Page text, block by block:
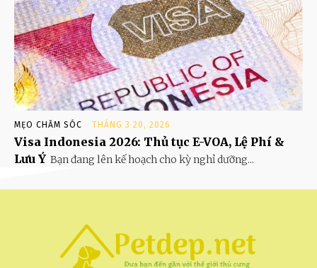
MẸO CHĂM SÓC THÁNG 3 20, 2026
Visa Indonesia 2026: Thủ tục E-VOA, Lệ Phí &
Lưu Ý Bạn đang lên kế hoạch cho kỳ nghỉ dưỡng...